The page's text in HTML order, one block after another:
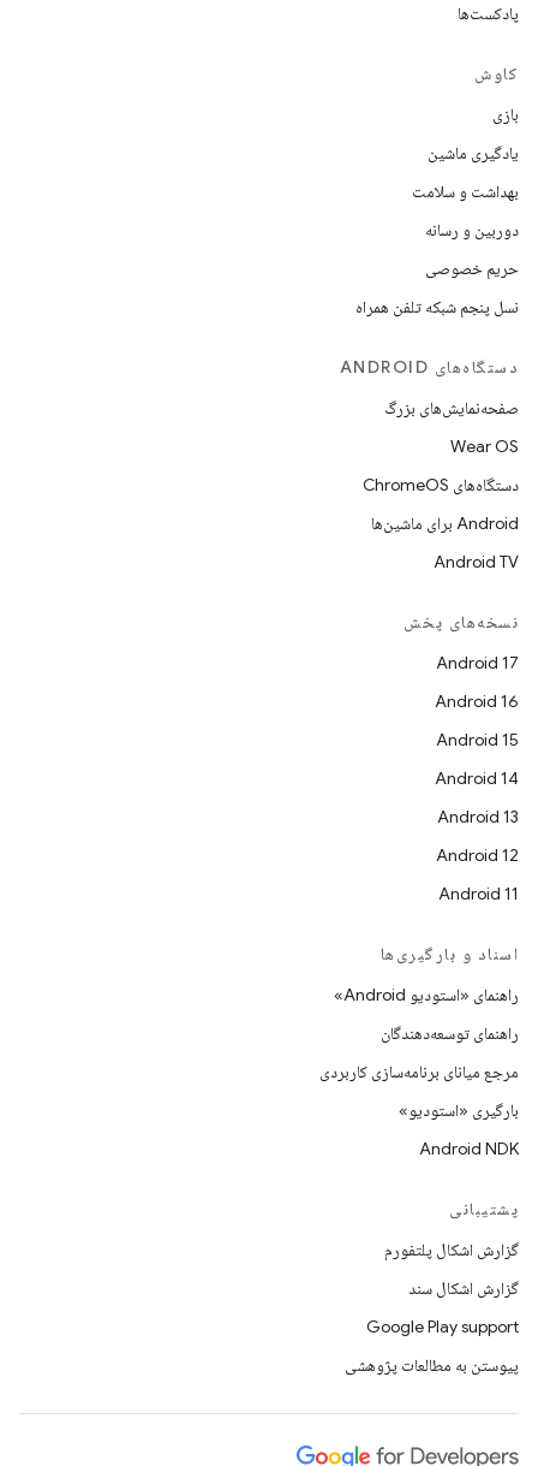
پادکست‌ها
کاوش
بازی
یادگیری ماشین
بهداشت و سلامت
دوربین و رسانه
حریم خصوصی
نسل پنجم شبکه تلفن همراه
دستگاه‌های ANDROID
صفحه‌نمایش‌های بزرگ
Wear OS
دستگاه‌های ChromeOS
Android برای ماشین‌ها
Android TV
نسخه‌های پخش
Android 17
Android 16
Android 15
Android 14
Android 13
Android 12
Android 11
اسناد و بارگیری‌ها
راهنمای «استودیو Android»
راهنمای توسعه‌دهندگان
مرجع میانای برنامه‌سازی کاربردی
بارگیری «استودیو»
Android NDK
پشتیبانی
گزارش اشکال پلتفورم
گزارش اشکال سند
Google Play support
پیوستن به مطالعات پژوهشی